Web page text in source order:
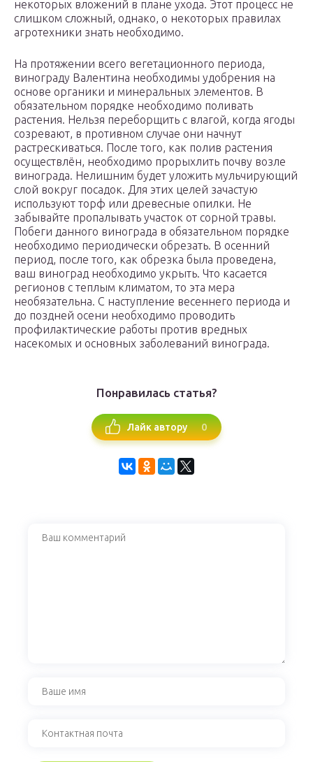
некоторых вложений в плане ухода. Этот процесс не
слишком сложный, однако, о некоторых правилах
агротехники знать необходимо.
На протяжении всего вегетационного периода,
винограду Валентина необходимы удобрения на
основе органики и минеральных элементов. В
обязательном порядке необходимо поливать
растения. Нельзя переборщить с влагой, когда ягоды
созревают, в противном случае они начнут
растрескиваться. После того, как полив растения
осуществлён, необходимо прорыхлить почву возле
винограда. Нелишним будет уложить мульчирующий
слой вокруг посадок. Для этих целей зачастую
используют торф или древесные опилки. Не
забывайте пропалывать участок от сорной травы.
Побеги данного винограда в обязательном порядке
необходимо периодически обрезать. В осенний
период, после того, как обрезка была проведена,
ваш виноград необходимо укрыть. Что касается
регионов с теплым климатом, то эта мера
необязательна. С наступление весеннего периода и
до поздней осени необходимо проводить
профилактические работы против вредных
насекомых и основных заболеваний винограда.
Понравилась статья?
Лайк автору 0